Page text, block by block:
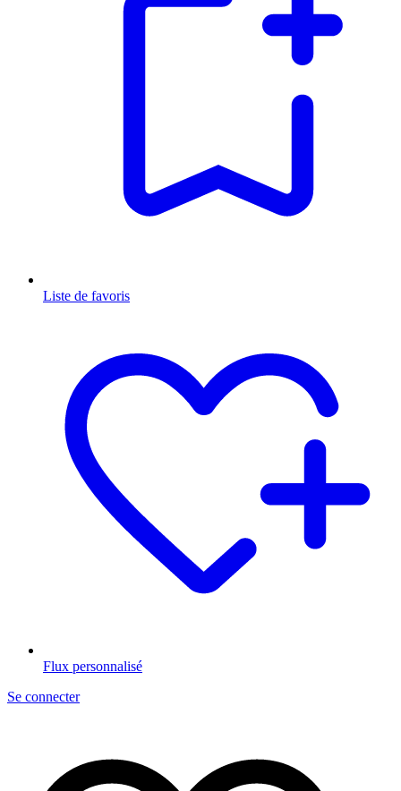
Liste de favoris
Flux personnalisé
Se connecter